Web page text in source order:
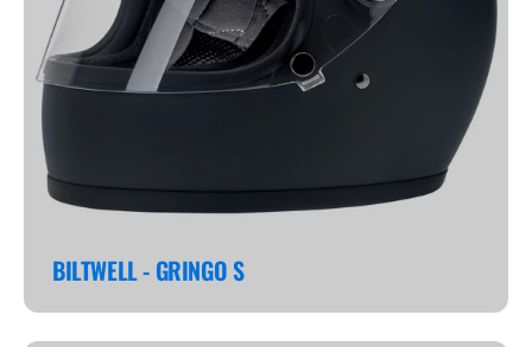
BILTWELL - GRINGO S